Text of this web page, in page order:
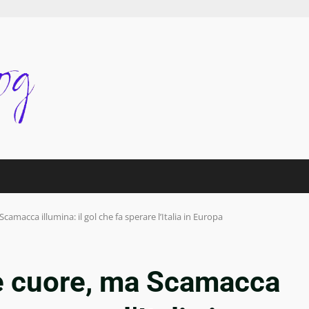
illumina: il gol che fa sperare l’Italia in Europa
ma Scamacca